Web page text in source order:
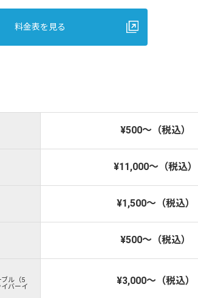
料金表を見る
¥500～（税込）
¥11,000～（税込）
¥1,500～（税込）
¥500～（税込）
ル（5
バーイ
¥3,000～（税込）